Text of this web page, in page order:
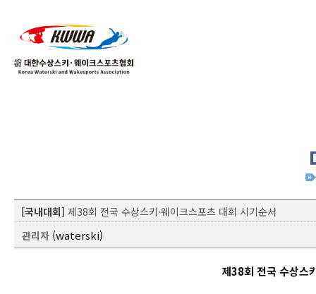
[국내대회] 제38회 전국 수상스키·웨이크스포츠 대회 시기순서
관리자(waterski)
제38회 전국 수상스